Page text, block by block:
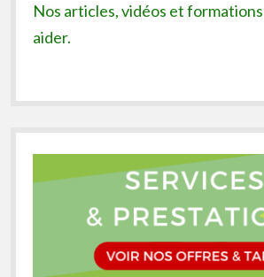
Nos articles, vidéos et
aider.